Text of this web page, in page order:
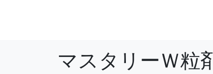
マスタリーＷ粒